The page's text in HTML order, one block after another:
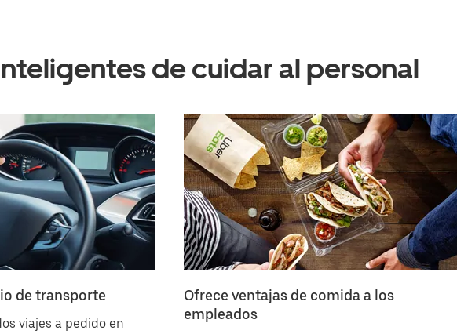
de cuidar al personal
de transporte
viajes a pedido en
Ofrece ventajas de comida a los
empleados